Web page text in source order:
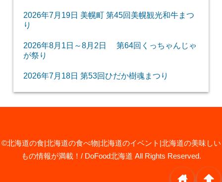
2026年7月19日 美幌町 第45回美幌観光和牛まつ
り
2026年8月1日～8月2日 第64回くっちゃんじゃ
が祭り
2026年7月18日 第53回ひだか樹魂まつり
©北海道の食|北海道の食べ物|北海道のイベント|北海道の美味しい
もの情報が満載！/ DoFood北海道 All Rights Reserved.
arrowup
home